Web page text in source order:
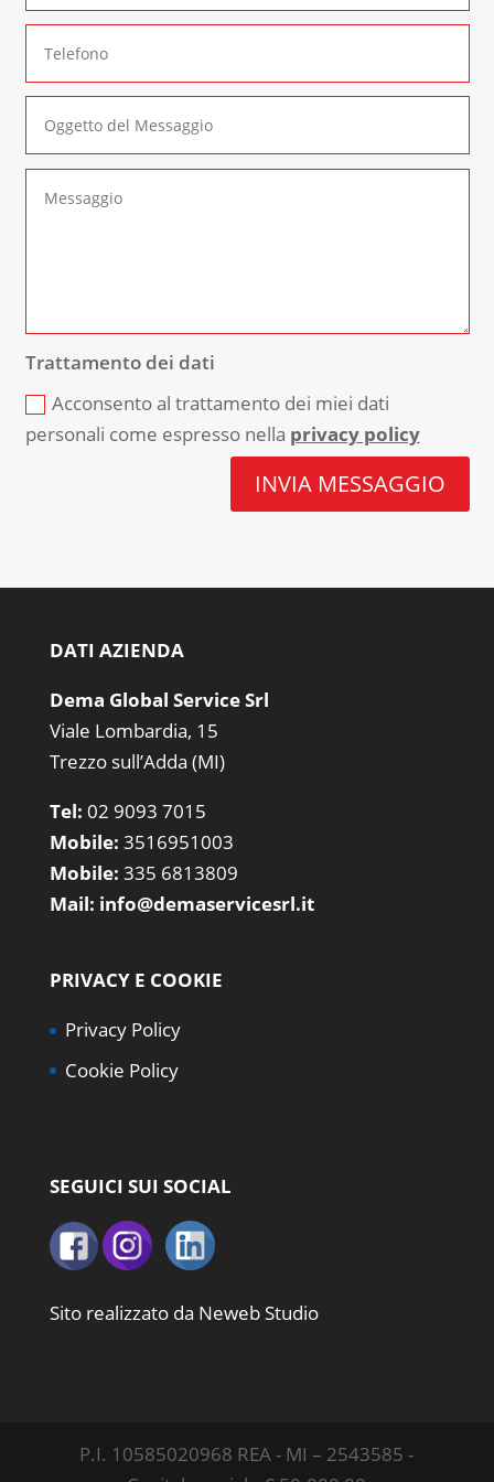
Trattamento dei dati
Acconsento al trattamento dei miei dati
personali come espresso nella privacy policy
INVIA MESSAGGIO
DATI AZIENDA
Dema Global Service Srl
Viale Lombardia, 15
Trezzo sull’Adda (MI)
Tel: 02 9093 7015
Mobile: 3516951003
Mobile: 335 6813809
Mail: info@demaservicesrl.it
PRIVACY E COOKIE
Privacy Policy
Cookie Policy
SEGUICI SUI SOCIAL
Sito realizzato da Neweb Studio
P.I. 10585020968 REA - MI – 2543585 -